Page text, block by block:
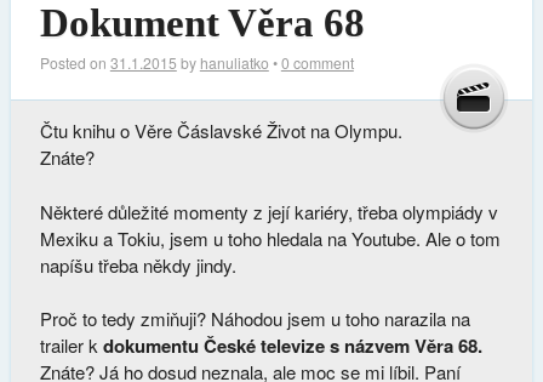
Dokument Věra 68
Posted on 31.1.2015 by hanuliatko •0 comment
Čtu knihu o Věre Čáslavské Život na Olympu.
Znáte?
Některé důležité momenty z její kariéry, třeba olympiády v
Mexiku a Tokiu, jsem u toho hledala na Youtube. Ale o tom
napíšu třeba někdy jindy.
Proč to tedy zmiňuji? Náhodou jsem u toho narazila na
trailer kdokumentu České televize s názvem Věra 68.
Znáte? Já ho dosud neznala, ale moc se mi líbil. Paní